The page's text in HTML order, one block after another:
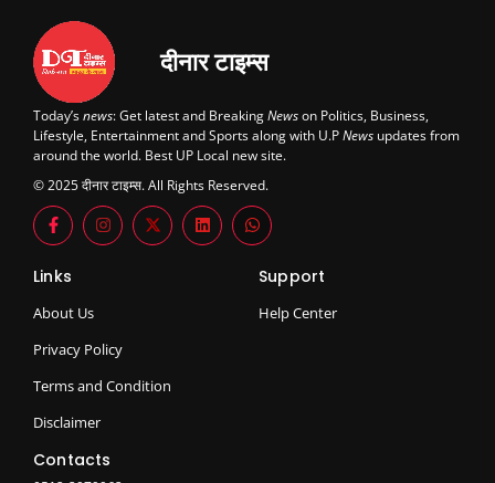
दीनार टाइम्स
Today’snews: Get latest and BreakingNewson Politics, Business,
Lifestyle, Entertainment and Sports along with U.PNews updates from
around the world. Best UP Local new site.
© 2025 दीनार टाइम्स. All Rights Reserved.
Links
About Us
Privacy Policy
Terms and Condition
Disclaimer
Support
Help Center
Contacts